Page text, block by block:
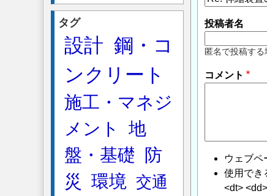
投稿者名
匿名で投稿する
コメント
ウェブペ
使用でき
<dt> <dd>
タグ
設計 鋼・コ
ンクリート
施工・マネジ
メント
地
盤・基礎
防
災
環境 交通